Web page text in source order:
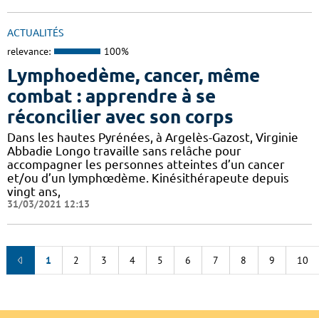
ACTUALITÉS
relevance: 100%
Lymphoedème, cancer, même
combat : apprendre à se
réconcilier avec son corps
Dans les hautes Pyrénées, à Argelès-Gazost, Virginie
Abbadie Longo travaille sans relâche pour
accompagner les personnes atteintes d’un cancer
et/ou d’un lymphœdème. Kinésithérapeute depuis
vingt ans,
31/03/2021 12:13
1 2 3 4 5 6 7 8 9 10